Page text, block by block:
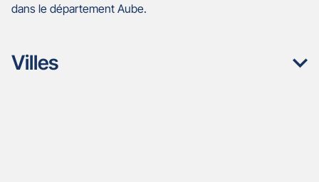
dans le département Aube.
Villes